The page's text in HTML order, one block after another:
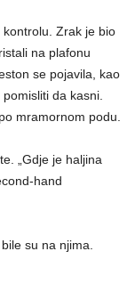
Zrak je bio
na plafonu
se pojavila, kao
da kasni.
mramornom podu.
„Gdje je haljina
hand
su na njima.